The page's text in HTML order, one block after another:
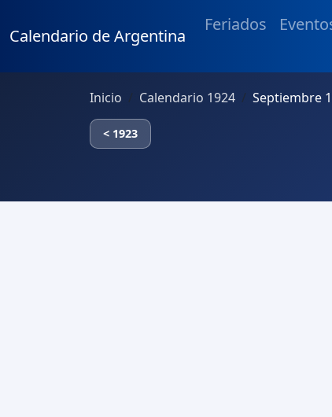
Calendario de Argentina
Feriados
Inicio Calendario 1924 Septiembre
< 1923